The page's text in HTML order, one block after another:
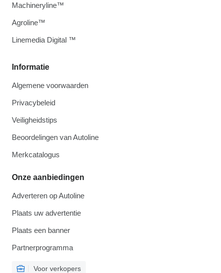
Informatie
Algemene voorwaarden
Privacybeleid
Veiligheidstips
Beoordelingen van Autoline
Merkcatalogus
Onze aanbiedingen
Adverteren op Autoline
Plaats uw advertentie
Plaats een banner
Partnerprogramma
Voor verkopers
Machineryline™
Agroline™
Linemedia Digital ™